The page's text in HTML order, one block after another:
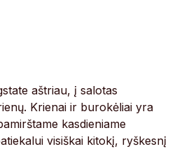
aštriau, į salotas
Krienai ir burokėliai yra
kasdieniame
visiškai kitokį, ryškesnį